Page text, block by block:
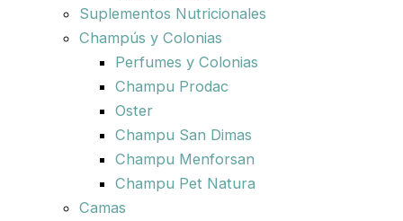
Suplementos Nutricionales
Champús y Colonias
Perfumes y Colonias
Champu Prodac
Oster
Champu San Dimas
Champu Menforsan
Champu Pet Natura
Camas